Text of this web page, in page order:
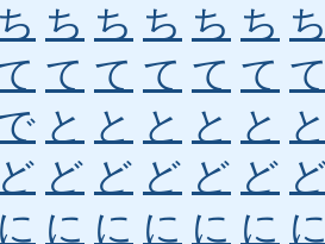
ち ち ち ち ち ち
て て て て て
と と と と と
ど ど ど ど ど ど
に に に に に に